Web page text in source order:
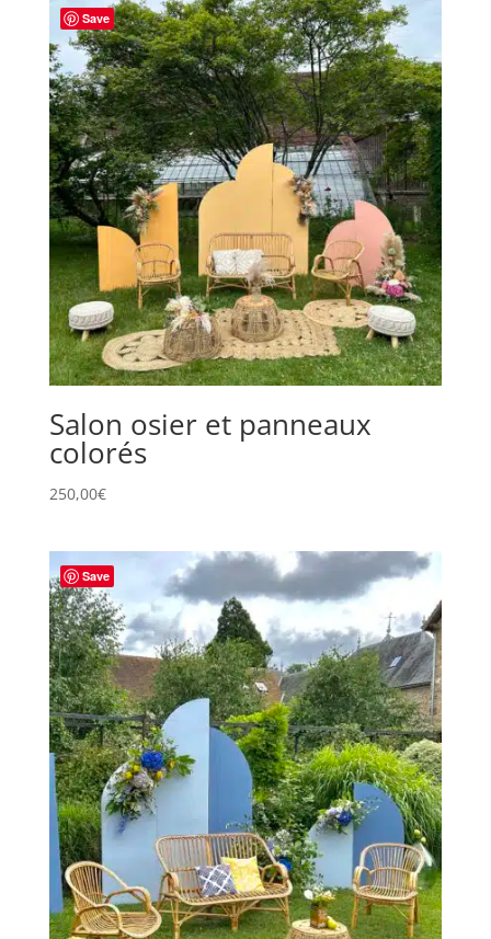
Save
Salon osier et panneaux
colorés
250,00€
Save